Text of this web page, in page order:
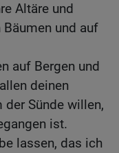
Altäre und
und auf
auf Bergen und
deinen
der Sünde willen,
ist.
lassen, das ich